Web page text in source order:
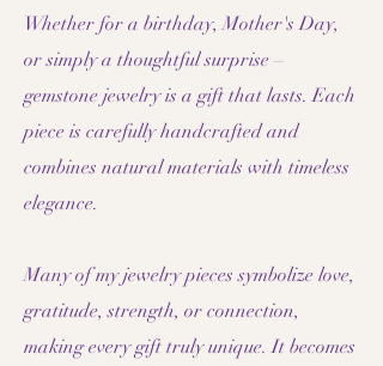
Whether for a birthday, Mother's Day,
or simply a thoughtful surprise –
gemstone jewelry is a gift that lasts. Each
piece is carefully handcrafted and
combines natural materials with timeless
elegance.
Many of my jewelry pieces symbolize love,
gratitude, strength, or connection,
making every gift truly unique. It becomes